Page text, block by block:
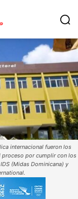
internacional fueron los
proceso por cumplir con los
(Midas Dominicana) y